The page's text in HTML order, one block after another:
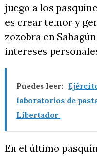
juego a los
es crear temor y
zozobra en
intereses
Puedes leer:
laboratorios de
Libertador
En el último